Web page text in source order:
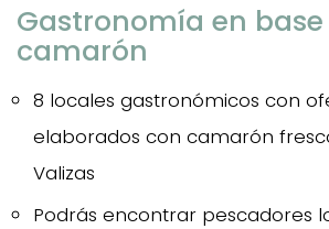
Gastronomía en
camarón
8 locales gastronómicos con
elaborados con camarón
Valizas
Podrás encontrar pescadores